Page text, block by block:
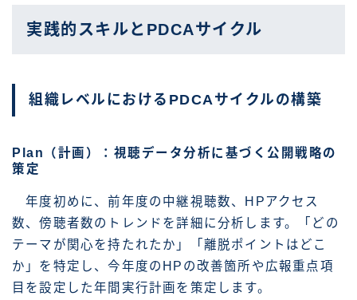
実践的スキルとPDCAサイクル
組織レベルにおけるPDCAサイクルの構築
Plan（計画）：視聴データ分析に基づく公開戦略の
策定
年度初めに、前年度の中継視聴数、HPアクセス
数、傍聴者数のトレンドを詳細に分析します。「どの
テーマが関心を持たれたか」「離脱ポイントはどこ
か」を特定し、今年度のHPの改善箇所や広報重点項
目を設定した年間実行計画を策定します。